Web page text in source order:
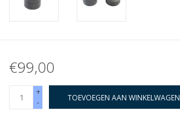
€99,00
+
-
TOEVOEGEN AAN WINKELWAGEN